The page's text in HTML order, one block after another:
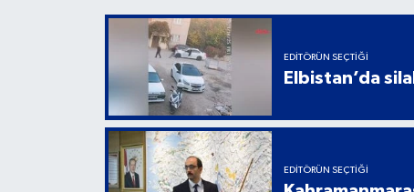
EDITÖRÜN SEÇTIĞI
Elbistan’da
EDITÖRÜN SEÇTIĞI